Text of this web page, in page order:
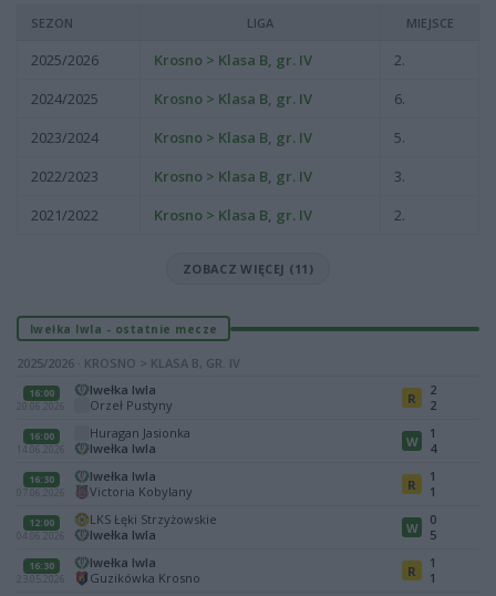
SEZON LIGA MIEJSCE
2025/2026 Krosno > Klasa B, gr. IV
2.
2024/2025
Krosno > Klasa B, gr. IV
6.
2023/2024
Krosno > Klasa B, gr. IV
5.
2022/2023
Krosno > Klasa B, gr. IV
3.
2021/2022
Krosno > Klasa B, gr. IV 2.
ZOBACZ WIĘCEJ (11)
Iwełka Iwla - ostatnie mecze
2025/2026 · KROSNO > KLASA B, GR. IV
16:00
20.06.2026
Iwełka Iwla
Orzeł Pustyny
R
2
2
16:00
14.06.2026
Huragan Jasionka
Iwełka Iwla
W
1
4
16:30
07.06.2026
Iwełka Iwla
Victoria Kobylany
R
1
1
12:00
04.06.2026
LKS Łęki Strzyżowskie
Iwełka Iwla
W
0
5
16:30
23.05.2026
Iwełka Iwla
Guzikówka Krosno
R
1
1